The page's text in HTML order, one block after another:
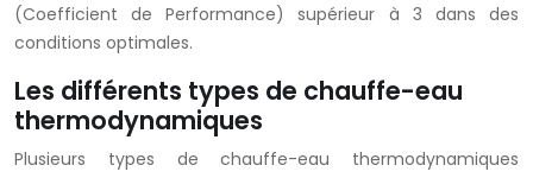
(Coefficient de Performance) supérieur à 3 dans des
conditions optimales.
Les différents types de chauffe-eau
thermodynamiques
Plusieurs types de chauffe-eau thermodynamiques